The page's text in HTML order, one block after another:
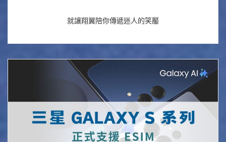
就讓翔翼陪你傳遞迷人的笑靨